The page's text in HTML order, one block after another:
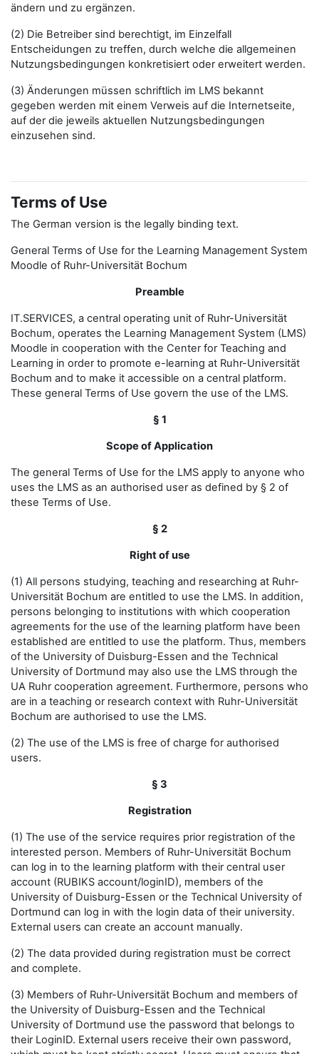
ändern und zu ergänzen.
(2) Die Betreiber sind berechtigt, im Einzelfall
Entscheidungen zu treffen, durch welche die allgemeinen
Nutzungsbedingungen konkretisiert oder erweitert werden.
(3) Änderungen müssen schriftlich im LMS bekannt
gegeben werden mit einem Verweis auf die Internetseite,
auf der die jeweils aktuellen Nutzungsbedingungen
einzusehen sind.
Terms of Use
The German version is the legally binding text.
General Terms of Use for the Learning Management System
Moodle of Ruhr-Universität Bochum
Preamble
IT.SERVICES, a central operating unit of Ruhr-Universität
Bochum, operates the Learning Management System (LMS)
Moodle in cooperation with the Center for Teaching and
Learning in order to promote e-learning at Ruhr-Universität
Bochum and to make it accessible on a central platform.
These general Terms of Use govern the use of the LMS.
§ 1
Scope of Application
The general Terms of Use for the LMS apply to anyone who
uses the LMS as an authorised user as defined by § 2 of
these Terms of Use.
§ 2
Right of use
(1) All persons studying, teaching and researching at Ruhr-
Universität Bochum are entitled to use the LMS. In addition,
persons belonging to institutions with which cooperation
agreements for the use of the learning platform have been
established are entitled to use the platform. Thus, members
of the University of Duisburg-Essen and the Technical
University of Dortmund may also use the LMS through the
UA Ruhr cooperation agreement. Furthermore, persons who
are in a teaching or research context with Ruhr-Universität
Bochum are authorised to use the LMS.
(2) The use of the LMS is free of charge for authorised
users.
§ 3
Registration
(1) The use of the service requires prior registration of the
interested person. Members of Ruhr-Universität Bochum
can log in to the learning platform with their central user
account (RUBIKS account/loginID), members of the
University of Duisburg-Essen or the Technical University of
Dortmund can log in with the login data of their university.
External users can create an account manually.
(2) The data provided during registration must be correct
and complete.
(3) Members of Ruhr-Universität Bochum and members of
the University of Duisburg-Essen and the Technical
University of Dortmund use the password that belongs to
their LoginID. External users receive their own password,